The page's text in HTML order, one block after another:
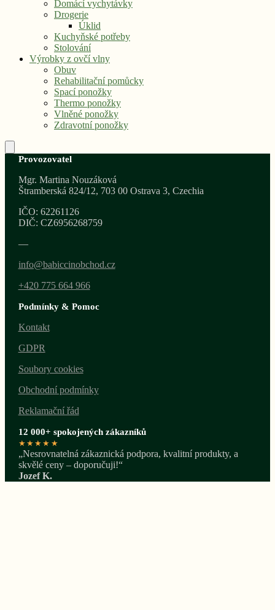
Domácí vychytávky
Drogerie
Úklid
Kuchyňské potřeby
Stolování
Výrobky z ovčí vlny
Obuv
Rehabilitační pomůcky
Spací ponožky
Thermo ponožky
Vlněné ponožky
Zdravotní ponožky
Provozovatel
Mgr. Martina Nouzáková
Štramberská 824/12, 703 00 Ostrava 3, Czechia
IČO: 62261126
DIČ: CZ6956268759
—
info@babiccinobchod.cz
+420 775 664 966
Podmínky & Pomoc
Kontakt
GDPR
Soubory cookies
Obchodní podmínky
Reklamační řád
12 000+ spokojených zákazníků
★★★★★
„Nesrovnatelná zákaznická podpora, kvalitní produkty, a
skvělé ceny – doporučuji!“
Jozef K.